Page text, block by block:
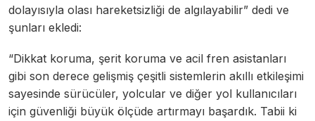
dolayısıyla olası hareketsizliği de algılayabilir” dedi ve
şunları ekledi:
“Dikkat koruma, şerit koruma ve acil fren asistanları
gibi son derece gelişmiş çeşitli sistemlerin akıllı etkileşimi
sayesinde sürücüler, yolcular ve diğer yol kullanıcıları
için güvenliği büyük ölçüde artırmayı başardık. Tabii ki